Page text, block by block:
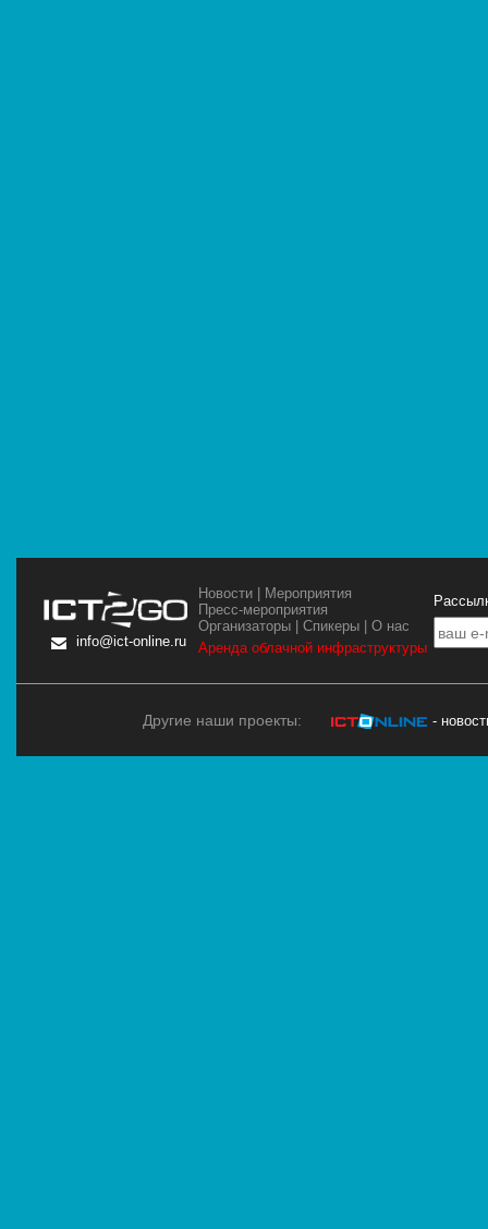
info@ict-online.ru
Новости
Мероприятия
Пресс-мероприятия
Организаторы |Спикеры |О нас
Аренда облачной инфраструктуры
Другие наши проекты: -